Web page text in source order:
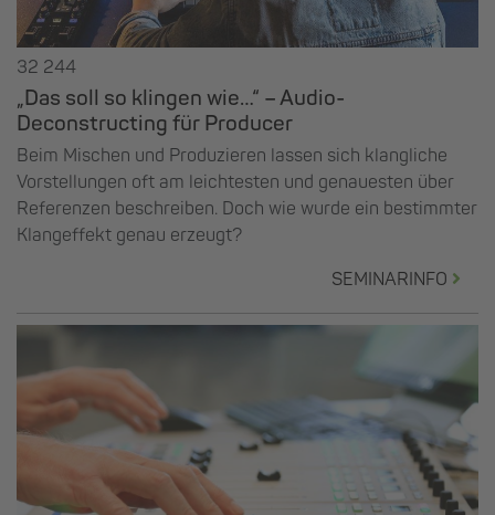
32 244
„Das soll so klingen wie…“ – Audio-
Deconstructing für Producer
Beim Mischen und Produzieren lassen sich klangliche
Vorstellungen oft am leichtesten und genauesten über
Referenzen beschreiben. Doch wie wurde ein bestimmter
Klangeffekt genau erzeugt?
SEMINARINFO